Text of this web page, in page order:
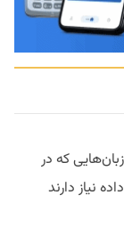
که در
نیاز دارند